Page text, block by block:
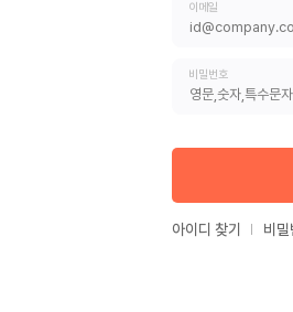
이메일
비밀번호
아이디 찾기 비밀